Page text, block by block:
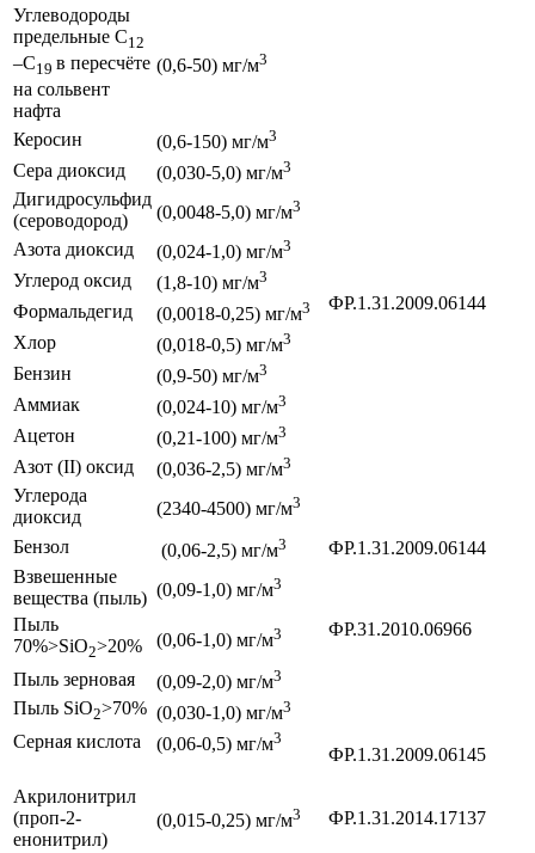
Углеводороды
предельные С12
–С19 в пересчёте
на сольвент
нафта
(0,6-50) мг/м3
Керосин (0,6-150) мг/м3
Сера диоксид (0,030-5,0) мг/м3
ФР.1.31.2009.06144
Дигидросульфид
(сероводород)
(0,0048-5,0) мг/м3
Азота диоксид (0,024-1,0) мг/м3
Углерод оксид (1,8-10) мг/м3
Формальдегид (0,0018-0,25) мг/м3
Хлор (0,018-0,5) мг/м3
Бензин (0,9-50) мг/м3
Аммиак (0,024-10) мг/м3
Ацетон (0,21-100) мг/м3
Азот (II) оксид (0,036-2,5) мг/м3
Углерода
диоксид
(2340-4500) мг/м3
Бензол (0,06-2,5) мг/м3
ФР.1.31.2009.06144
Взвешенные
вещества (пыль) (0,09-1,0) мг/м3
ФР.31.2010.06966
Пыль
70%>SiO2>20% (0,06-1,0) мг/м3
Пыль зерновая (0,09-2,0) мг/м3
Пыль SiO2>70% (0,030-1,0) мг/м3
Серная кислота (0,06-0,5) мг/м3
ФР.1.31.2009.06145
Акрилонитрил
(проп-2-
енонитрил)
(0,015-0,25) мг/м3 ФР.1.31.2014.17137